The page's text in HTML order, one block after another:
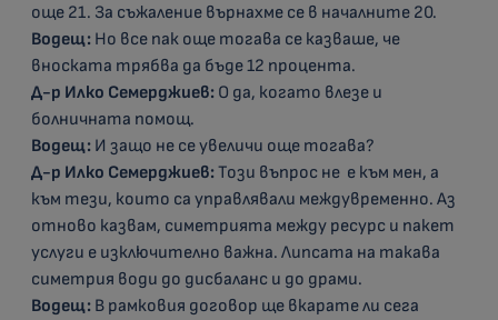
още 21. За съжаление върнахме се в началните 20.
Водещ: Но все пак още тогава се казваше, че
вноската трябва да бъде 12 процента.
Д-р Илко Семерджиев: О да, когато влезе и
болничната помощ.
Водещ: И защо не се увеличи още тогава?
Д-р Илко Семерджиев:Този въпрос не е към мен, а
към тези, които са управлявали междувременно. Аз
отново казвам, симетрията между ресурс и пакет
услуги е изключително важна. Липсата на такава
симетрия води до дисбаланс и до драми.
Водещ: В рамковия договор ще вкарате ли сега